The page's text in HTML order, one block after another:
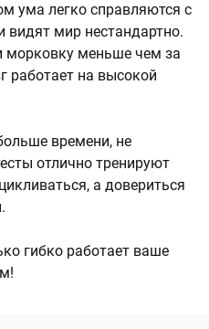
ума легко справляются с
мир нестандартно.
морковку меньше чем за
работает на высокой
времени, не
отлично тренируют
а довериться
гибко работает ваше